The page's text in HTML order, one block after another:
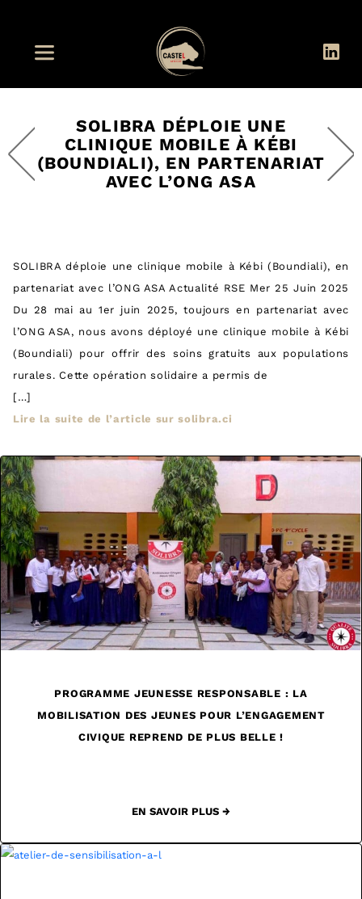
SOLIBRA DÉPLOIE UNE
CLINIQUE MOBILE À KÉBI
(BOUNDIALI), EN PARTENARIAT
AVEC L’ONG ASA
SOLIBRA déploie une clinique mobile à Kébi (Boundiali), en
partenariat avec l’ONG ASA Actualité RSE Mer 25 Juin 2025
Du 28 mai au 1er juin 2025, toujours en partenariat avec
l’ONG ASA, nous avons déployé une clinique mobile à Kébi
(Boundiali) pour offrir des soins gratuits aux populations
rurales. Cette opération solidaire a permis de
[…]
Lire la suite de l’article sur solibra.ci
PROGRAMME JEUNESSE RESPONSABLE : LA
MOBILISATION DES JEUNES POUR L’ENGAGEMENT
CIVIQUE REPREND DE PLUS BELLE !
EN SAVOIR PLUS →